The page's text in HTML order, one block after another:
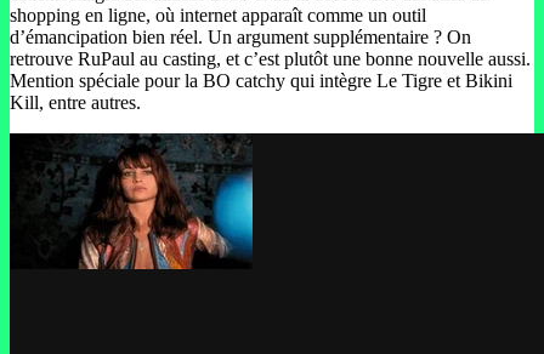
shopping en ligne, où internet apparaît comme un outil
d’émancipation bien réel. Un argument supplémentaire ? On
retrouve RuPaul au casting, et c’est plutôt une bonne nouvelle aussi.
Mention spéciale pour la BO catchy qui intègre Le Tigre et Bikini
Kill, entre autres.